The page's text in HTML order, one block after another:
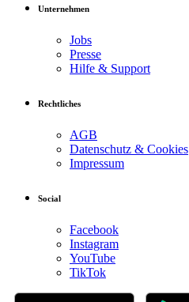
Unternehmen
Jobs
Presse
Hilfe & Support
Rechtliches
AGB
Datenschutz & Cookies
Impressum
Social
Facebook
Instagram
YouTube
TikTok